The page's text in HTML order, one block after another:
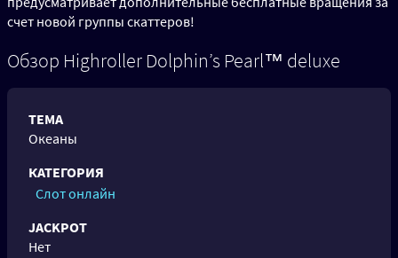
счет новой группы скаттеров!
Обзор Highroller Dolphin’s Pearl™ deluxe
ТЕМА
Океаны
КАТЕГОРИЯ
Слот онлайн
JACKPOT
Нет